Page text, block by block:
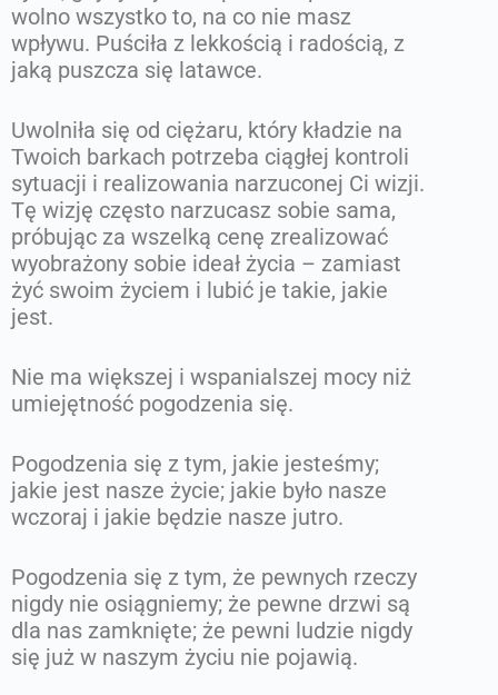
wolno wszystko to, na co nie masz
wpływu. Puściła z lekkością i radością, z
jaką puszcza się latawce.
Uwolniła się od ciężaru, który kładzie na
Twoich barkach potrzeba ciągłej kontroli
sytuacji i realizowania narzuconej Ci wizji.
Tę wizję często narzucasz sobie sama,
próbując za wszelką cenę zrealizować
wyobrażony sobie ideał życia – zamiast
żyć swoim życiem i lubić je takie, jakie
jest.
Nie ma większej i wspanialszej mocy niż
umiejętność pogodzenia się.
Pogodzenia się z tym, jakie jesteśmy;
jakie jest nasze życie; jakie było nasze
wczoraj i jakie będzie nasze jutro.
Pogodzenia się z tym, że pewnych rzeczy
nigdy nie osiągniemy; że pewne drzwi są
dla nas zamknięte; że pewni ludzie nigdy
się już w naszym życiu nie pojawią.